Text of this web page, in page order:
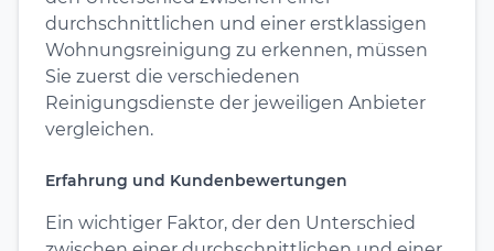
durchschnittlichen und einer erstklassigen
Wohnungsreinigung zu erkennen, müssen
Sie zuerst die verschiedenen
Reinigungsdienste der jeweiligen Anbieter
vergleichen.
Erfahrung und Kundenbewertungen
Ein wichtiger Faktor, der den Unterschied